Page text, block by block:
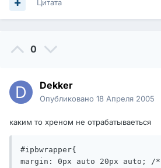
Цитата
0
Dekker
Опубликовано 18 Апреля 2005
каким то хреном не отрабатываеться
#ipbwrapper{
margin: 0px auto 20px auto; /